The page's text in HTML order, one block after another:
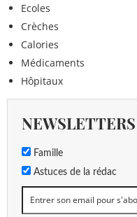
Ecoles
Crèches
Calories
Médicaments
Hôpitaux
NEWSLETTERS
Famille
Astuces de la rédac